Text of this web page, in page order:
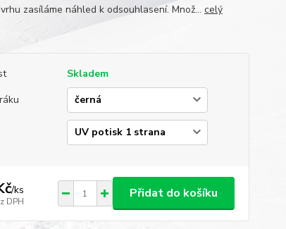
zasíláme náhled k odsouhlasení. Množ... celý
Skladem
/ks
DPH
Přidat do košíku